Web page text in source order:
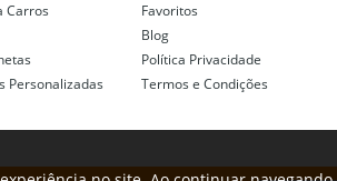
Carros
Personalizadas
Favoritos
Blog
Política Privacidade
Termos e Condições